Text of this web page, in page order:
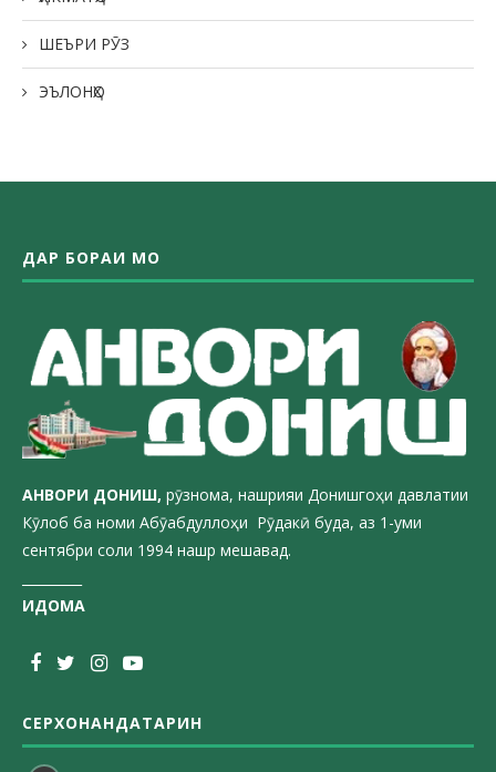
ШЕЪРИ РӮЗ
ЭЪЛОНҲО
ДАР БОРАИ МО
АНВОРИ ДОНИШ, рӯзнома, нашрияи Донишгоҳи давлатии
Кӯлоб ба номи Абӯабдуллоҳи Рӯдакӣ буда, аз 1-уми
сентябри соли 1994 нашр мешавад.
ИДОМА
СЕРХОНАНДАТАРИН